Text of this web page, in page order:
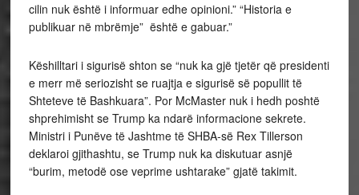
cilin nuk është i informuar edhe opinioni.” “Historia e
publikuar në mbrëmje” është e gabuar.”
Këshilltari i sigurisë shton se “nuk ka gjë tjetër që presidenti
e merr më seriozisht se ruajtja e sigurisë së popullit të
Shteteve të Bashkuara”. Por McMaster nuk i hedh poshtë
shprehimisht se Trump ka ndarë informacione sekrete.
Ministri i Punëve të Jashtme të SHBA-së Rex Tillerson
deklaroi gjithashtu, se Trump nuk ka diskutuar asnjë
“burim, metodë ose veprime ushtarake” gjatë takimit.